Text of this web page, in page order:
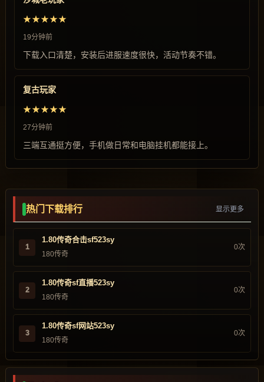
★★★★★
19分钟前
下载入口清楚，安装后进服速度很快，活动节奏不错。
复古玩家
★★★★★
27分钟前
三端互通挺方便，手机做日常和电脑挂机都能接上。
热门下载排行 显示更多
1
1.80传奇合击sf523sy
180传奇
0次
2
1.80传奇sf直播523sy
180传奇
0次
3
1.80传奇sf网站523sy
180传奇
0次